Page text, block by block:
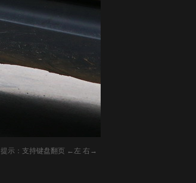
提示：支持键盘翻页 ←左 右→